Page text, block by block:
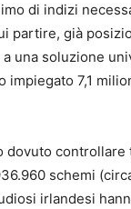
di indizi
partire, già
una soluzione
impiegato 7,1
dovuto
schemi
irlandesi